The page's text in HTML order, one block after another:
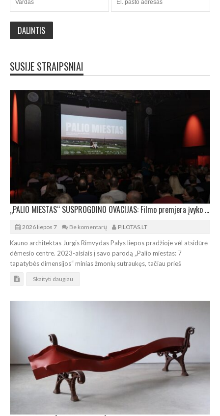
SUSIJE STRAIPSNIAI
„PALIO MIESTAS“ SUSPROGDINO OVACIJAS: Filmo premjera įvyko sausakimšoje salėje
2026 liepos 7 Be komentarų PILOTAS.LT
Kauno architektas Jurgis Rimvydas Palys liepos pradžioje vėl atsidūrė
dėmesio centre. 2023-aisiais į savo parodą „Palio miestas: 7
tapatybės dimensijos“ minias žmonių sutraukęs, tačiau prieš
Skaityti daugiau